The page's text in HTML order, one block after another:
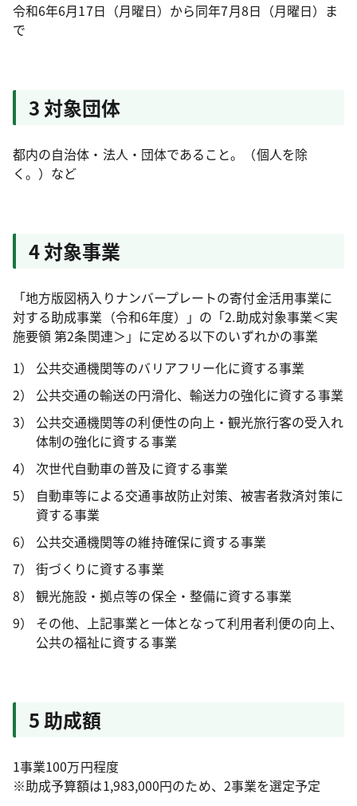
令和6年6月17日（月曜日）から同年7月8日（月曜日）ま
で
3 対象団体
都内の自治体・法人・団体であること。（個人を除
く。）など
4 対象事業
「地方版図柄入りナンバープレートの寄付金活用事業に
対する助成事業（令和6年度）」の「2.助成対象事業＜実
施要領 第2条関連＞」に定める以下のいずれかの事業
公共交通機関等のバリアフリー化に資する事業
公共交通の輸送の円滑化、輸送力の強化に資する事業
公共交通機関等の利便性の向上・観光旅行客の受入れ
体制の強化に資する事業
次世代自動車の普及に資する事業
自動車等による交通事故防止対策、被害者救済対策に
資する事業
公共交通機関等の維持確保に資する事業
街づくりに資する事業
観光施設・拠点等の保全・整備に資する事業
その他、上記事業と一体となって利用者利便の向上、
公共の福祉に資する事業
5 助成額
1事業100万円程度
※助成予算額は1,983,000円のため、2事業を選定予定